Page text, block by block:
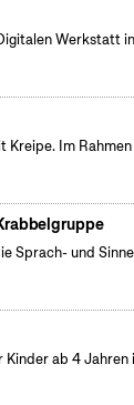
Werkstatt
Im
Sprach- und
ab 4